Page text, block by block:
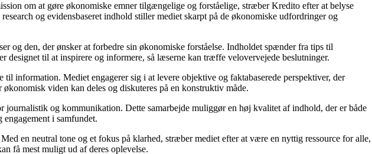
om at gøre økonomiske emner tilgængelige og forståelige, stræber Kredito efter at belyse
og evidensbaseret indhold stiller mediet skarpt på de økonomiske udfordringer og
og den, der ønsker at forbedre sin økonomiske forståelse. Indholdet spænder fra tips til
til at inspirere og informere, så læserne kan træffe velovervejede beslutninger.
Mediet engagerer sig i at levere objektive og faktabaserede perspektiver, der
viden kan deles og diskuteres på en konstruktiv måde.
og kommunikation. Dette samarbejde muliggør en høj kvalitet af indhold, der er både
i samfundet.
en neutral tone og et fokus på klarhed, stræber mediet efter at være en nyttig ressource for alle,
få mest muligt ud af deres oplevelse.